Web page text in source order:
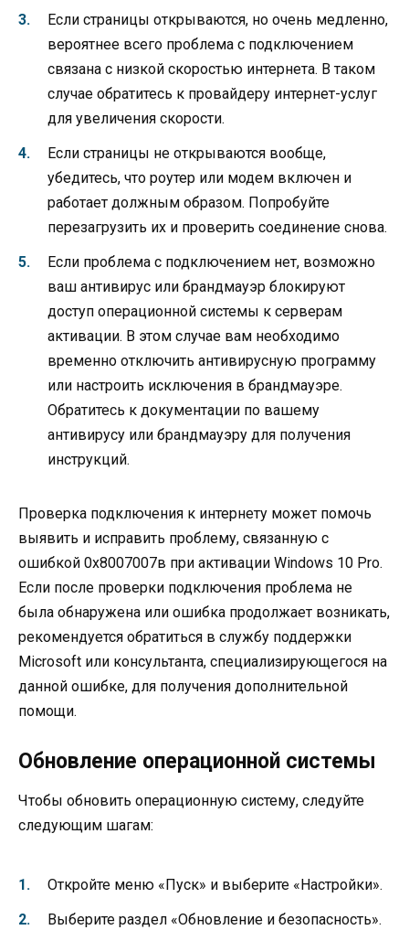
Если страницы открываются, но очень медленно,
вероятнее всего проблема с подключением
связана с низкой скоростью интернета. В таком
случае обратитесь к провайдеру интернет-услуг
для увеличения скорости.
Если страницы не открываются вообще,
убедитесь, что роутер или модем включен и
работает должным образом. Попробуйте
перезагрузить их и проверить соединение снова.
Если проблема с подключением нет, возможно
ваш антивирус или брандмауэр блокируют
доступ операционной системы к серверам
активации. В этом случае вам необходимо
временно отключить антивирусную программу
или настроить исключения в брандмауэре.
Обратитесь к документации по вашему
антивирусу или брандмауэру для получения
инструкций.
Проверка подключения к интернету может помочь
выявить и исправить проблему, связанную с
ошибкой 0х8007007в при активации Windows 10 Pro.
Если после проверки подключения проблема не
была обнаружена или ошибка продолжает возникать,
рекомендуется обратиться в службу поддержки
Microsoft или консультанта, специализирующегося на
данной ошибке, для получения дополнительной
помощи.
Обновление операционной системы
Чтобы обновить операционную систему, следуйте
следующим шагам:
Откройте меню «Пуск» и выберите «Настройки».
Выберите раздел «Обновление и безопасность».